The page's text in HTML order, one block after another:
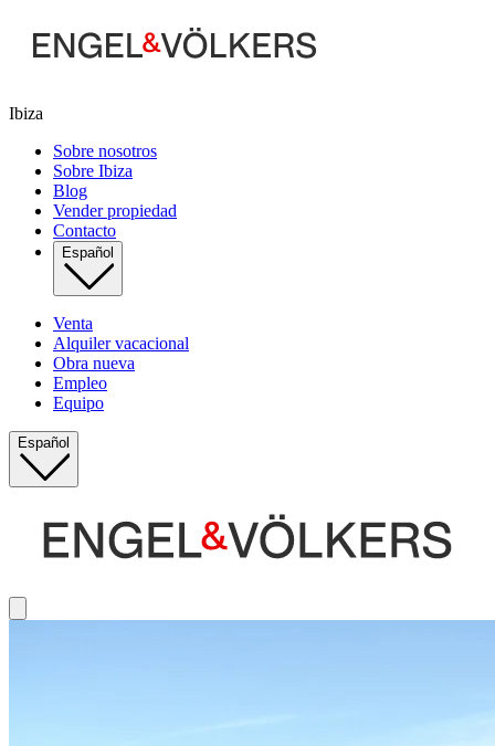
Ibiza
Sobre nosotros
Sobre Ibiza
Blog
Vender propiedad
Contacto
Español
Venta
Alquiler vacacional
Obra nueva
Empleo
Equipo
Español